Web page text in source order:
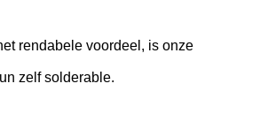
rendabele voordeel, is onze
zelf solderable.